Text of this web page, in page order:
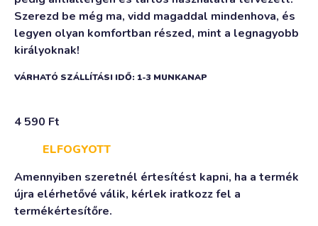
Szerezd be még ma, vidd magaddal mindenhova, és
legyen olyan komfortban részed, mint a legnagyobb
királyoknak!
VÁRHATÓ SZÁLLÍTÁSI IDŐ: 1-3 MUNKANAP
4 590 Ft
ELFOGYOTT
Amennyiben szeretnél értesítést kapni, ha a termék
újra elérhetővé válik, kérlek iratkozz fel a
termékértesítőre.